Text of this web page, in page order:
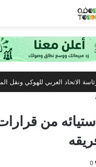
من
0